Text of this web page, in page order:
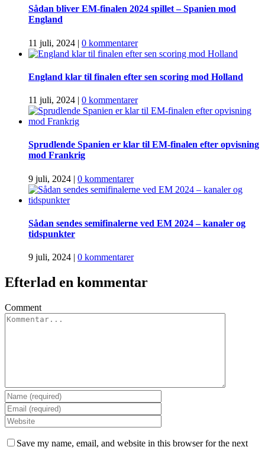
Sådan bliver EM-finalen 2024 spillet – Spanien mod
England
11 juli, 2024 | 0 kommentarer
England klar til finalen efter sen scoring mod Holland
11 juli, 2024 | 0 kommentarer
Sprudlende Spanien er klar til EM-finalen efter opvisning
mod Frankrig
9 juli, 2024 | 0 kommentarer
Sådan sendes semifinalerne ved EM 2024 – kanaler og
tidspunkter
9 juli, 2024 | 0 kommentarer
Efterlad en kommentar
Comment
Save my name, email, and website in this browser for the next